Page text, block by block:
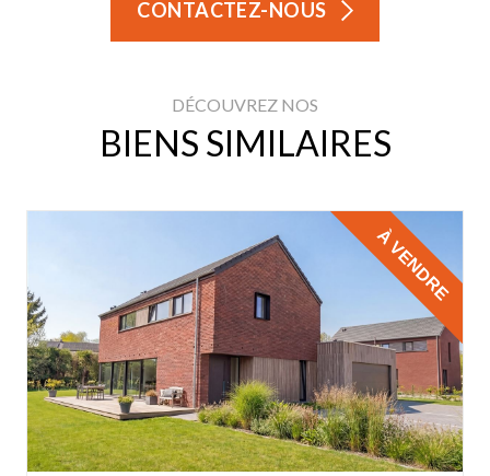
CONTACTEZ-NOUS
DÉCOUVREZ NOS
BIENS SIMILAIRES
À VENDRE